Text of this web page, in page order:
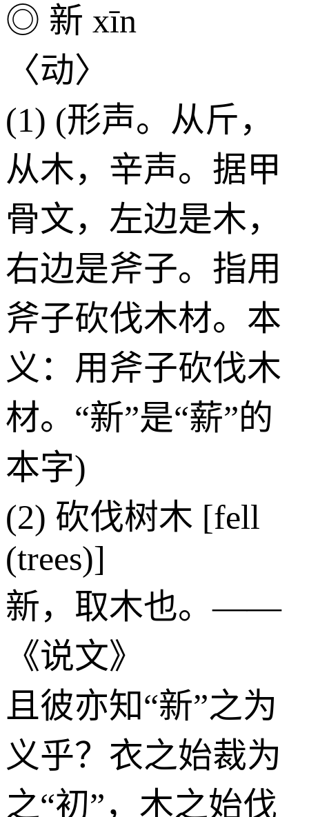
◎ 新 xīn
〈动〉
(1) (形声。从斤，
从木，辛声。据甲
骨文，左边是木，
右边是斧子。指用
斧子砍伐木材。本
义：用斧子砍伐木
材。“新”是“薪”的
本字)
(2) 砍伐树木 [fell
(trees)]
新，取木也。——
《说文》
且彼亦知“新”之为
义乎？衣之始裁为
之“初”，木之始伐